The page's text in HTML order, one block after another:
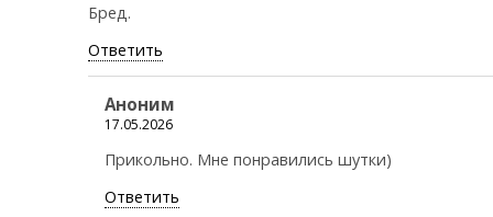
Бред.
Ответить
Аноним
17.05.2026
Прикольно. Мне понравились шутки)
Ответить